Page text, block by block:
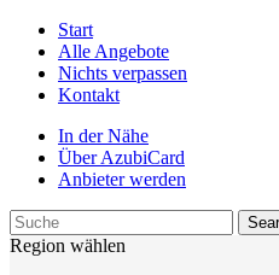
Start
Alle Angebote
Nichts verpassen
Kontakt
In der Nähe
Über AzubiCard
Anbieter werden
Region wählen